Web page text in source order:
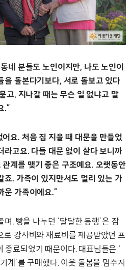
네 분들도 노인이지만, 나도 노인이
을 돌본다기보다, 서로 돌보고 있다
고, 지나갈 때는 무슨 일 없냐고 말
.”
요. 처음 집 지을 때 대문을 만들었
라고요. 다들 대문 없이 살다 보니까
계를 맺기 좋은 구조예요. 오랫동안
죠. 가족이 있지만서도 멀리 있는 가
운 가족이에요.”
, 빵을 나누던 ‘달달한 동행’은 잠
로 강사비와 재료비를 제공받았던 프
료되었기 때문이다. 대표님들은 ‘
계’를 구매했다. 이웃 돌봄을 멈추지